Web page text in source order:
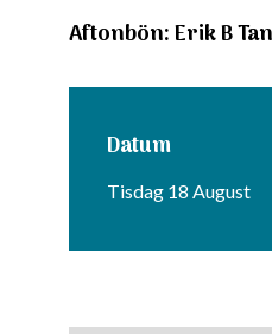
Aftonbön: Erik B
Datum
Tisdag 18 August